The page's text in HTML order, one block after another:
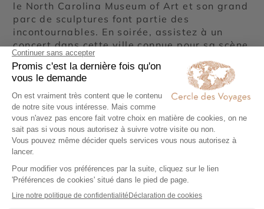
le North Carolina Museum of Art et son grand
parc de sculptures font partie des
incontournables. En soirée, assistez à un
concert dans cette ville connue pour sa scène
musicale animée. La cité de Charlotte est, de
son côté, célèbre pour la course automobile
NASCAR, qui y est organisée. Charlotte
abrite des quartiers aux atmosphères
différentes, des musées ainsi que le U.S.
National Whitewater Center, où s’adonner
aux activités aquatiques et de plein air.
Visitez également la ville de montagne
Biltmore Estate, la plus grande résidence
privée des Etats-Unis. D’autres sites
patrimoniaux sont à découvrir tel le Wright